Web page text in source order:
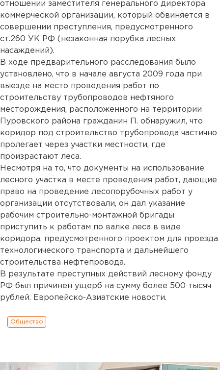
отношении заместителя генерального директора
коммерческой организации, который обвиняется в
совершении преступления, предусмотренного
ст.260 УК РФ (незаконная порубка лесных
насаждений).
В ходе предварительного расследования было
установлено, что в начале августа 2009 года при
выезде на место проведения работ по
строительству трубопроводов нефтяного
месторождения, расположенного на территории
Пуровского района гражданин П. обнаружил, что
коридор под строительство трубопровода частично
пролегает через участки местности, где
произрастают леса.
Несмотря на то, что документы на использование
лесного участка в месте проведения работ, дающие
право на проведение лесопорубочных работ у
организации отсутствовали, он дал указание
рабочим строительно-монтажной бригады
приступить к работам по валке леса в виде
коридора, предусмотренного проектом для проезда
технологического транспорта и дальнейшего
строительства нефтепровода.
В результате преступных действий лесному фонду
РФ был причинен ущерб на сумму более 500 тысяч
рублей. Европейско-Азиатские новости.
Общество